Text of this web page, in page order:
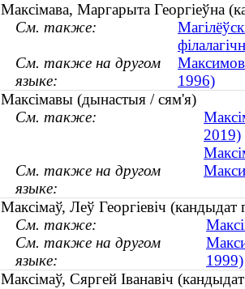
Максімава, Маргарыта Георгіеўна
См. также:
См. также на другом
языке:
1996)
Максімавы (дынастыя / сям'я)
См. также:
2019)
См. также на другом
языке:
Максімаў, Леў Георгіевіч
См. также:
См. также на другом
языке:
1999)
Максімаў, Сяргей Іванавіч